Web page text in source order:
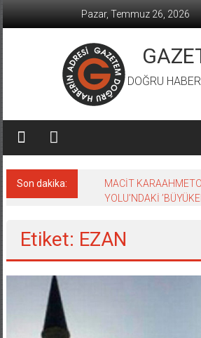
Pazar, Temmuz 26, 2026
DOĞRU
Son dakika:
MACİT
YOLU’NDAKİ
Etiket: EZAN